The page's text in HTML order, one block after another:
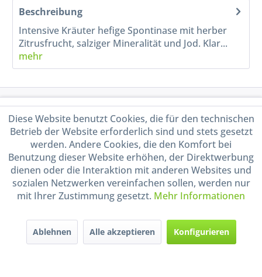
Beschreibung
Intensive Kräuter hefige Spontinase mit herber
Zitrusfrucht, salziger Mineralität und Jod. Klar...
mehr
Shop Service
Informationen
Handel mit BIO-Weinen
durch DE-ÖKO-009
Diese Website benutzt Cookies, die für den technischen
Betrieb der Website erforderlich sind und stets gesetzt
werden. Andere Cookies, die den Komfort bei
Benutzung dieser Website erhöhen, der Direktwerbung
dienen oder die Interaktion mit anderen Websites und
sozialen Netzwerken vereinfachen sollen, werden nur
mit Ihrer Zustimmung gesetzt. Mehr Informationen
Ablehnen Alle akzeptieren Konfigurieren